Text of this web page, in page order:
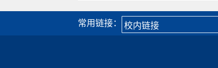
常用链接：